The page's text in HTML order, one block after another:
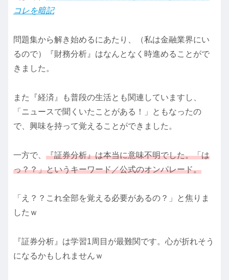
コレを暗記
問題集から解き始めるにあたり、（私は金融業界にい
るので）『財務分析』はなんとなく時進めることがで
きました。
また『経済』も普段の生活とも関連していますし、
「ニュースで聞くいたことがある！」ともなったの
で、興味を持って覚えることができました。
一方で、 『証券分析』は本当に意味不明でした。「は
っ？？」というキーワード／公式のオンパレード。
「え？？これ全部を覚える必要があるの？」と焦りま
したｗ
『証券分析』は学習1周目が最難関です。心が折れそう
になるかもしれませんｗ